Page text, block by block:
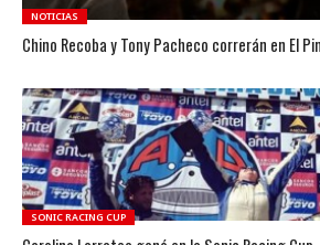
NOTICIAS
Chino Recoba y Tony Pacheco correrán en El
SONIC RACING CUP